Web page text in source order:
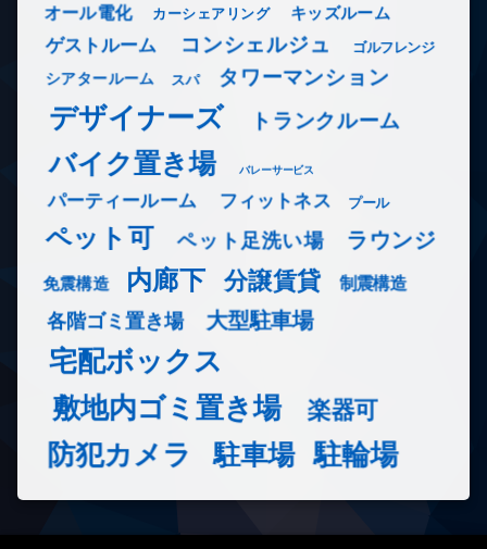
オール電化 カーシェアリング キッズルーム
ゲストルーム コンシェルジュ ゴルフレンジ
シアタールーム スパ タワーマンション
デザイナーズ トランクルーム
バイク置き場 バレーサービス
パーティールーム フィットネス プール
ペット可 ペット足洗い場 ラウンジ
免震構造 内廊下 分譲賃貸 制震構造
各階ゴミ置き場 大型駐車場
宅配ボックス
敷地内ゴミ置き場
楽器可
防犯カメラ 駐車場 駐輪場